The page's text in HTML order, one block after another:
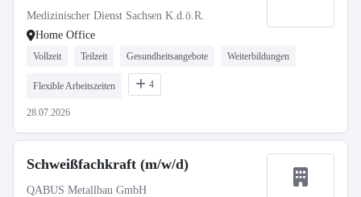
Medizinischer Dienst Sachsen K.d.ö.R.
Home Office
Vollzeit Teilzeit Gesundheitsangebote Weiterbildungen
Flexible Arbeitszeiten 4
28.07.2026
Schweißfachkraft (m/w/d)
QABUS Metallbau GmbH